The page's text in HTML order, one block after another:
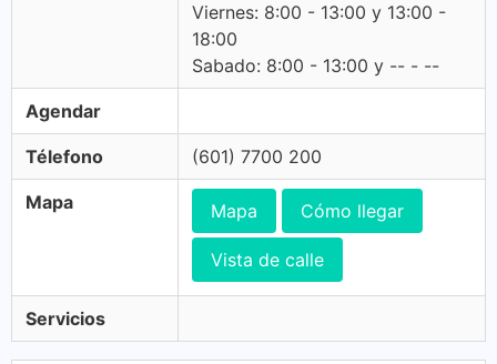
Viernes: 8:00 - 13:00 y 13:00 -
18:00
Sabado: 8:00 - 13:00 y -- - --
Agendar
Télefono (601) 7700 200
Mapa Mapa Cómo llegar
Vista de calle
Servicios